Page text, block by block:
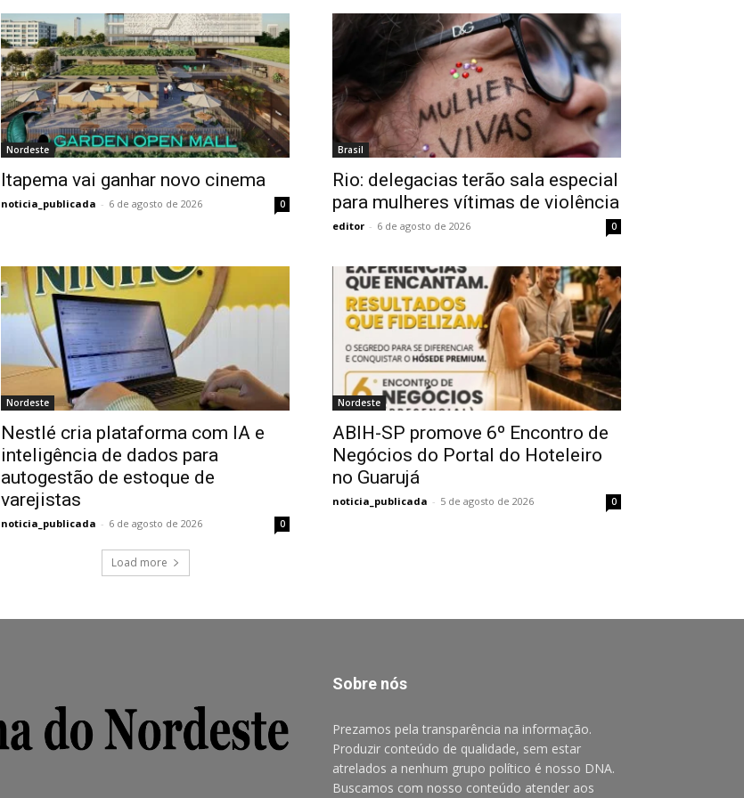
Nordeste
Itapema vai ganhar novo cinema
noticia_publicada - 6 de agosto de 2026 0
Brasil
Rio: delegacias terão sala especial
para mulheres vítimas de violência
editor - 6 de agosto de 2026 0
Nordeste
Nestlé cria plataforma com IA e
inteligência de dados para
autogestão de estoque de
varejistas
noticia_publicada - 6 de agosto de 2026 0
Nordeste
ABIH-SP promove 6º Encontro de
Negócios do Portal do Hoteleiro
no Guarujá
noticia_publicada - 5 de agosto de 2026 0
Load more
Sobre nós
Prezamos pela transparência na informação.
Produzir conteúdo de qualidade, sem estar
atrelados a nenhum grupo político é nosso DNA.
Buscamos com nosso conteúdo atender aos